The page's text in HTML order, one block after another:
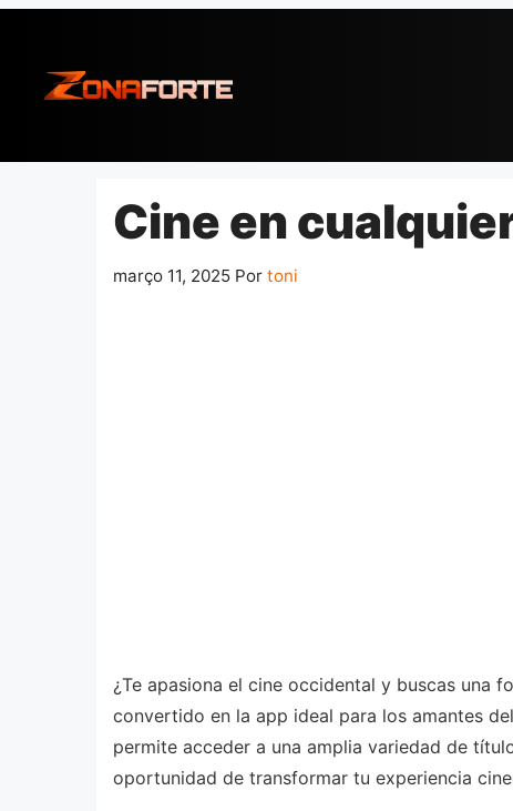
conteúdo
Cine en
março 11, 2025 Por toni
¿Te apasiona el cine occidental y buscas una
convertido en la app ideal para los amantes
permite acceder a una amplia variedad de
oportunidad de transformar tu experiencia